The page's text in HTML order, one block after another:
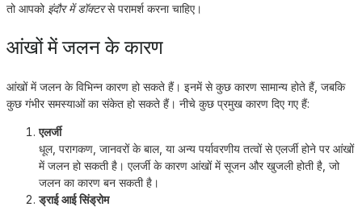
तो आपको इंदौर में डॉक्टरसे परामर्श करना चाहिए।
आंखों में जलन के कारण
आंखों में जलन के विभिन्न कारण हो सकते हैं। इनमें से कुछ कारण सामान्य होते हैं, जबकि
कुछ गंभीर समस्याओं का संकेत हो सकते हैं। नीचे कुछ प्रमुख कारण दिए गए हैं:
एलर्जी
धूल, परागकण, जानवरों के बाल, या अन्य पर्यावरणीय तत्वों से एलर्जी होने पर आंखों
में जलन हो सकती है। एलर्जी के कारण आंखों में सूजन और खुजली होती है, जो
जलन का कारण बन सकती है।
ड्राई आई सिंड्रोम